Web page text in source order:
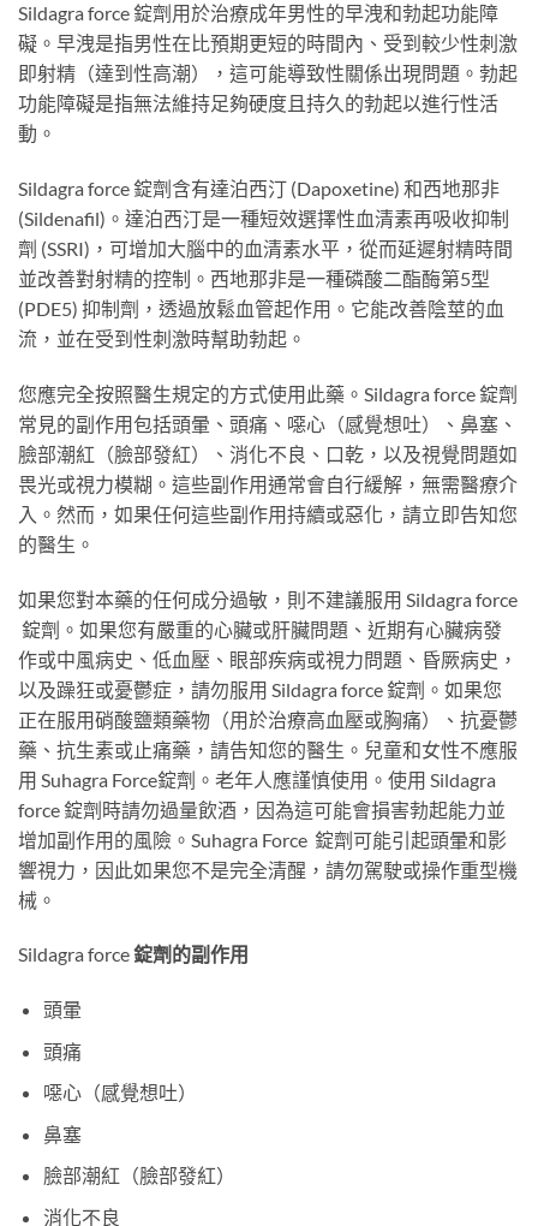
Sildagra force 錠劑用於治療成年男性的早洩和勃起功能障
礙。早洩是指男性在比預期更短的時間內、受到較少性刺激
即射精（達到性高潮），這可能導致性關係出現問題。勃起
功能障礙是指無法維持足夠硬度且持久的勃起以進行性活
動。
Sildagra force 錠劑含有達泊西汀 (Dapoxetine) 和西地那非
(Sildenafil)。達泊西汀是一種短效選擇性血清素再吸收抑制
劑 (SSRI)，可增加大腦中的血清素水平，從而延遲射精時間
並改善對射精的控制。西地那非是一種磷酸二酯酶第5型
(PDE5) 抑制劑，透過放鬆血管起作用。它能改善陰莖的血
流，並在受到性刺激時幫助勃起。
您應完全按照醫生規定的方式使用此藥。Sildagra force 錠劑
常見的副作用包括頭暈、頭痛、噁心（感覺想吐）、鼻塞、
臉部潮紅（臉部發紅）、消化不良、口乾，以及視覺問題如
畏光或視力模糊。這些副作用通常會自行緩解，無需醫療介
入。然而，如果任何這些副作用持續或惡化，請立即告知您
的醫生。
如果您對本藥的任何成分過敏，則不建議服用 Sildagra force
錠劑。如果您有嚴重的心臟或肝臟問題、近期有心臟病發
作或中風病史、低血壓、眼部疾病或視力問題、昏厥病史，
以及躁狂或憂鬱症，請勿服用 Sildagra force 錠劑。如果您
正在服用硝酸鹽類藥物（用於治療高血壓或胸痛）、抗憂鬱
藥、抗生素或止痛藥，請告知您的醫生。兒童和女性不應服
用 Suhagra Force錠劑。老年人應謹慎使用。使用 Sildagra
force 錠劑時請勿過量飲酒，因為這可能會損害勃起能力並
增加副作用的風險。Suhagra Force 錠劑可能引起頭暈和影
響視力，因此如果您不是完全清醒，請勿駕駛或操作重型機
械。
​Sildagra force錠劑的副作用
頭暈
頭痛
噁心（感覺想吐）
鼻塞
臉部潮紅（臉部發紅）
消化不良